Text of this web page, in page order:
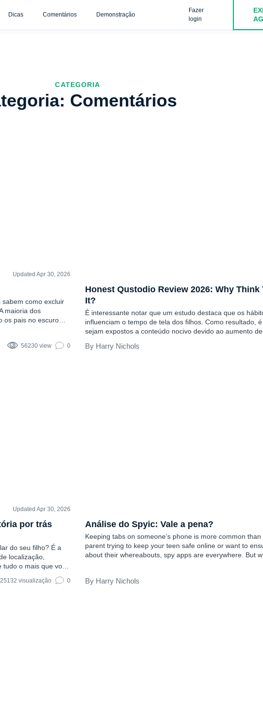
Dicas Comentários Demonstração
Fazer
login
CATEGORIA
Comentários
Updated Apr 30, 2026
como excluir
maioria dos
os pais no escuro
56230 view 0
Honest Qustodio Review 2026: Why Think
It?
É interessante notar que um estudo destaca que os
influenciam o tempo de tela dos filhos. Como resultado,
sejam expostos a conteúdo nocivo devido ao aumento
e feeds de mídia social. Com as crianças passando mais
nunca, encontrar um aplicativo de rastreamento sólido é
Harry Nichols
Updated Apr 30, 2026
por trás
do seu filho? É a
localização,
o mais que você
bom quanto
sem...
25132 visualização 0
Análise do Spyic: Vale a pena?
Keeping tabs on someone’s phone is more common
parent trying to keep your teen safe online or want to
about their whereabouts, spy apps are everywhere. But
Harry Nichols